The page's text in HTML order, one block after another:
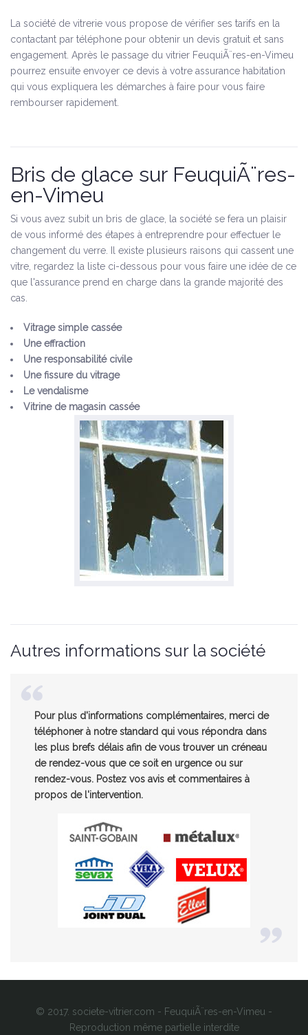
La société de vitrerie vous propose de vérifier ses tarifs en la
contactant par téléphone pour obtenir un devis gratuit et sans
engagement. Après le passage du vitrier FeuquiÃ¨res-en-Vimeu
pourrez ensuite envoyer ce devis à votre assurance habitation
qui vous expliquera les démarches à faire pour vous faire
rembourser rapidement.
Bris de glace sur FeuquiÃ¨res-
en-Vimeu
Si vous avez subit un bris de glace, la société se fera un plaisir
de vous informé des étapes à entreprendre pour effectuer le
changement du verre. Il existe plusieurs raisons qui cassent une
vitre, regardez la liste ci-dessous pour vous faire une idée de ce
que l'assurance prend en charge dans la grande majorité des
cas.
Vitrage simple cassée
Une effraction
Une responsabilité civile
Une fissure du vitrage
Le vendalisme
Vitrine de magasin cassée
Autres informations sur la société
Pour plus d'informations complémentaires, merci de
téléphoner à notre standard qui vous répondra dans
les plus brefs délais afin de vous trouver un créneau
de rendez-vous que ce soit en urgence ou sur
rendez-vous. Postez vos avis et commentaires à
propos de l'intervention.
© 2017. societe-vitrier.com - FeuquiÃ¨res-en-Vimeu -
Reproduction même partielle interdite